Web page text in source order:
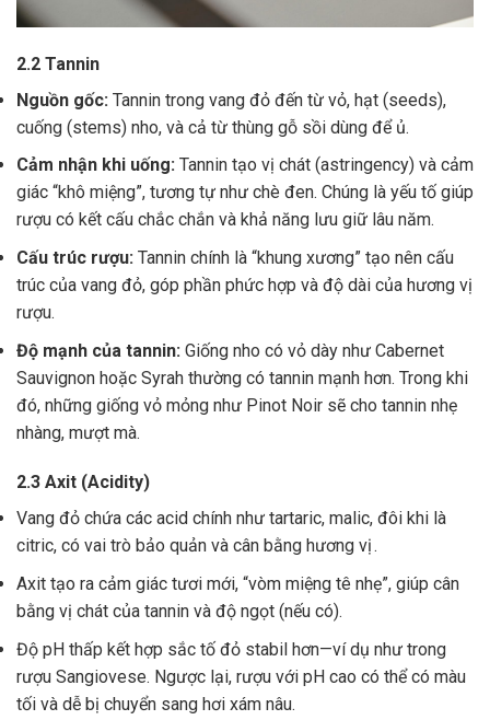
2.2 Tannin
Nguồn gốc: Tannin trong vang đỏ đến từ vỏ, hạt (seeds),
cuống (stems) nho, và cả từ thùng gỗ sồi dùng để ủ.
Cảm nhận khi uống: Tannin tạo vị chát (astringency) và cảm
giác “khô miệng”, tương tự như chè đen. Chúng là yếu tố giúp
rượu có kết cấu chắc chắn và khả năng lưu giữ lâu năm.
Cấu trúc rượu: Tannin chính là “khung xương” tạo nên cấu
trúc của vang đỏ, góp phần phức hợp và độ dài của hương vị
rượu.
Độ mạnh của tannin: Giống nho có vỏ dày như Cabernet
Sauvignon hoặc Syrah thường có tannin mạnh hơn. Trong khi
đó, những giống vỏ mỏng như Pinot Noir sẽ cho tannin nhẹ
nhàng, mượt mà.
2.3 Axit (Acidity)
Vang đỏ chứa các acid chính như tartaric, malic, đôi khi là
citric, có vai trò bảo quản và cân bằng hương vị .
Axit tạo ra cảm giác tươi mới, “vòm miệng tê nhẹ”, giúp cân
bằng vị chát của tannin và độ ngọt (nếu có).
Độ pH thấp kết hợp sắc tố đỏ stabil hơn—ví dụ như trong
rượu Sangiovese. Ngược lại, rượu với pH cao có thể có màu
tối và dễ bị chuyển sang hơi xám nâu.